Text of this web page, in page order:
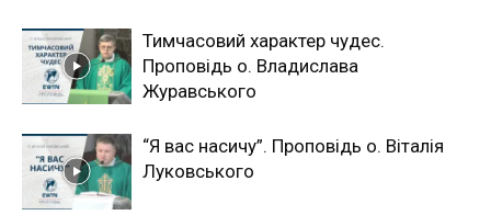
Тимчасовий характер чудес.
Проповідь о. Владислава
Журавського
“Я вас насичу”. Проповідь о. Віталія
Луковського